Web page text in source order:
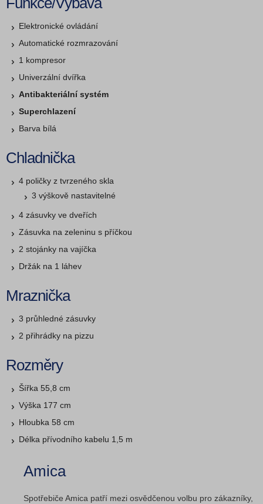
Elektronické ovládání
Automatické rozmrazování
1 kompresor
Univerzální dvířka
Antibakteriální systém
Superchlazení
Barva bílá
Chladnička
4 poličky z tvrzeného skla
3 výškově nastavitelné
4 zásuvky ve dveřích
Zásuvka na zeleninu s příčkou
2 stojánky na vajíčka
Držák na 1 láhev
Mraznička
3 průhledné zásuvky
2 přihrádky na pizzu
Rozměry
Šířka 55,8 cm
Výška 177 cm
Hloubka 58 cm
Délka přívodního kabelu 1,5 m
Amica
Spotřebiče Amica patří mezi osvědčenou volbu pro zákazníky,